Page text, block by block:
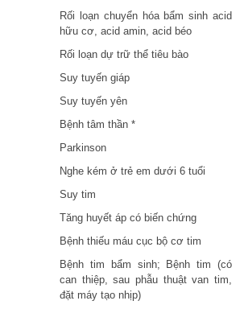
Rối loạn chuyển hóa bẩm sinh acid
hữu cơ, acid amin, acid béo
Rối loạn dự trữ thể tiêu bào
Suy tuyến giáp
Suy tuyến yên
Bệnh tâm thần *
Parkinson
Nghe kém ở trẻ em dưới 6 tuổi
Suy tim
Tăng huyết áp có biến chứng
Bệnh thiếu máu cục bộ cơ tim
Bệnh tim bẩm sinh; Bệnh tim (có
can thiệp, sau phẫu thuật van tim,
đặt máy tạo nhịp)